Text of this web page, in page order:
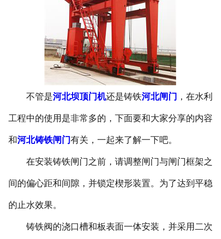
资质荣誉
联系我们
不管是河北坝顶门机还是铸铁河北闸门 ，在水利
工程中的使用是非常多的，下面要和大家分享的内容
和河北铸铁闸门有关，一起来了解一下吧。
在安装铸铁闸门之前，请调整闸门与闸门框架之
间的偏心距和间隙，并锁定楔形装置。为了达到平稳
的止水效果。
铸铁阀的浇口槽和板表面一体安装，并采用二次